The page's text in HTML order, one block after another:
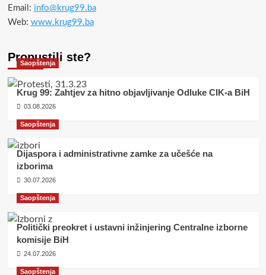
Email: info@krug99.ba
Web: www.krug99.ba
Propustili ste?
Saopštenja
Krug 99: Zahtjev za hitno objavljivanje Odluke CIK-a BiH
03.08.2026
Saopštenja
Dijaspora i administrativne zamke za učešće na
izborima
30.07.2026
Saopštenja
Politički preokret i ustavni inžinjering Centralne izborne
komisije BiH
24.07.2026
Saopštenja